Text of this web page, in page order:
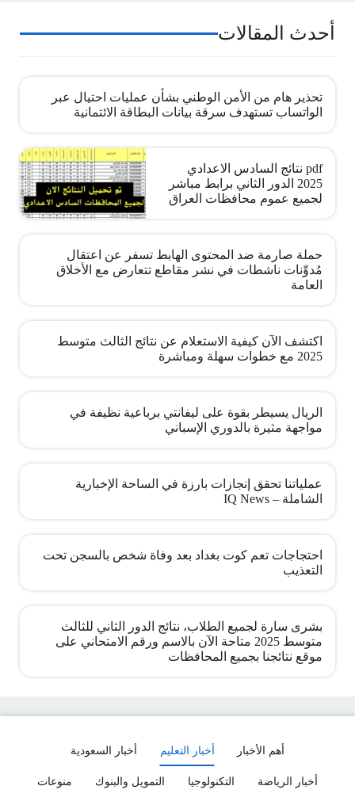
أحدث المقالات
تحذير هام من الأمن الوطني بشأن عمليات احتيال عبر
الواتساب تستهدف سرقة بيانات البطاقة الائتمانية
pdf نتائج السادس الاعدادي
2025 الدور الثاني برابط مباشر
لجميع عموم محافظات العراق
حملة صارمة ضد المحتوى الهابط تسفر عن اعتقال
مُدوِّنات ناشطات في نشر مقاطع تتعارض مع الأخلاق
العامة
اكتشف الآن كيفية الاستعلام عن نتائج الثالث متوسط
2025 مع خطوات سهلة ومباشرة
الريال يسيطر بقوة على ليفانتي برباعية نظيفة في
مواجهة مثيرة بالدوري الإسباني
عملياتنا تحقق إنجازات بارزة في الساحة الإخبارية
الشاملة – IQ News
احتجاجات تعم كوت بغداد بعد وفاة شخص بالسجن تحت
التعذيب
بشرى سارة لجميع الطلاب، نتائج الدور الثاني للثالث
متوسط 2025 متاحة الآن بالاسم ورقم الامتحاني على
موقع نتائجنا بجميع المحافظات
أهم الأخبار أخبار التعليم أخبار السعودية
أخبار الرياضة التكنولوجيا التمويل والبنوك منوعات